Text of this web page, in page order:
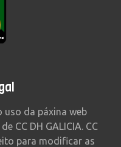
uso da páxina web
CC DH GALICIA. CC
para modificar as